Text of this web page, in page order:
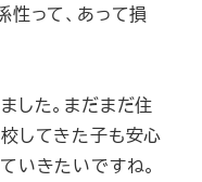
性って、あって損
した。まだまだ住
してきた子も安心
いきたいですね。